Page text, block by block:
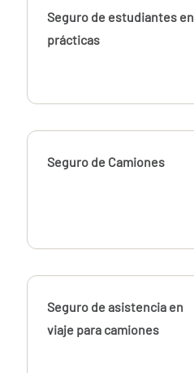
Seguro de estudiantes en
prácticas
Seguro de Camiones
Seguro de asistencia en
viaje para camiones